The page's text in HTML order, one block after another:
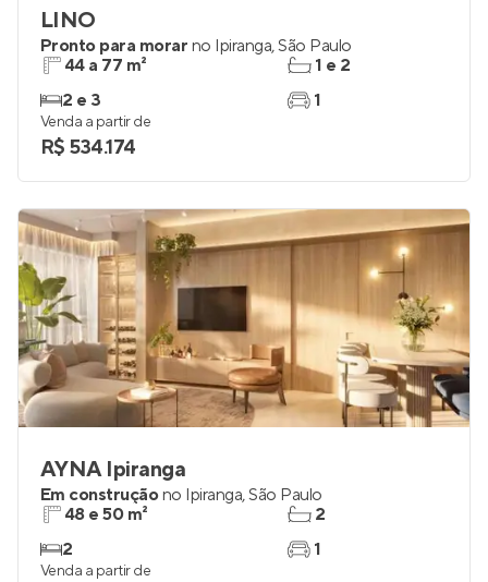
LINO
Pronto para morar no Ipiranga,São Paulo
44 a 77 m²
2 e 3
1 e 2
1
Venda a partir de
R$ 534.174
AYNA Ipiranga
Em construçãono Ipiranga,São Paulo
48 e 50 m²
2
2
1
Venda a partir de